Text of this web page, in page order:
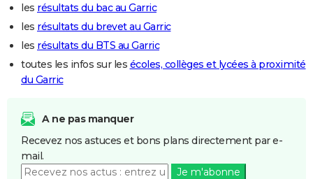
les résultats du bac au Garric
les résultats du brevet au Garric
les résultats du BTS au Garric
toutes les infos sur les écoles, collèges et lycées à proximité
du Garric
A ne pas manquer
Recevez nos astuces et bons plans directement par e-
mail.
Je m'abonne